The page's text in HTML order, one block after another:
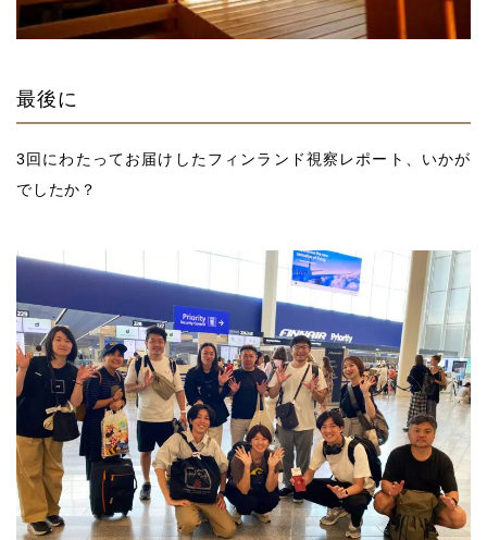
最後に
3回にわたってお届けしたフィンランド視察レポート、いかが
でしたか？